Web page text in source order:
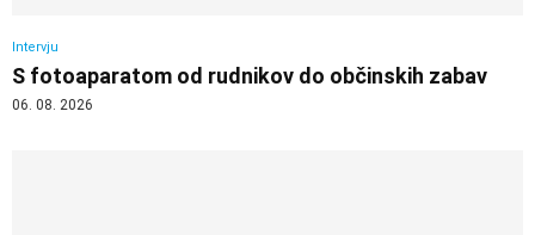
Intervju
S fotoaparatom od rudnikov do občinskih zabav
06. 08. 2026